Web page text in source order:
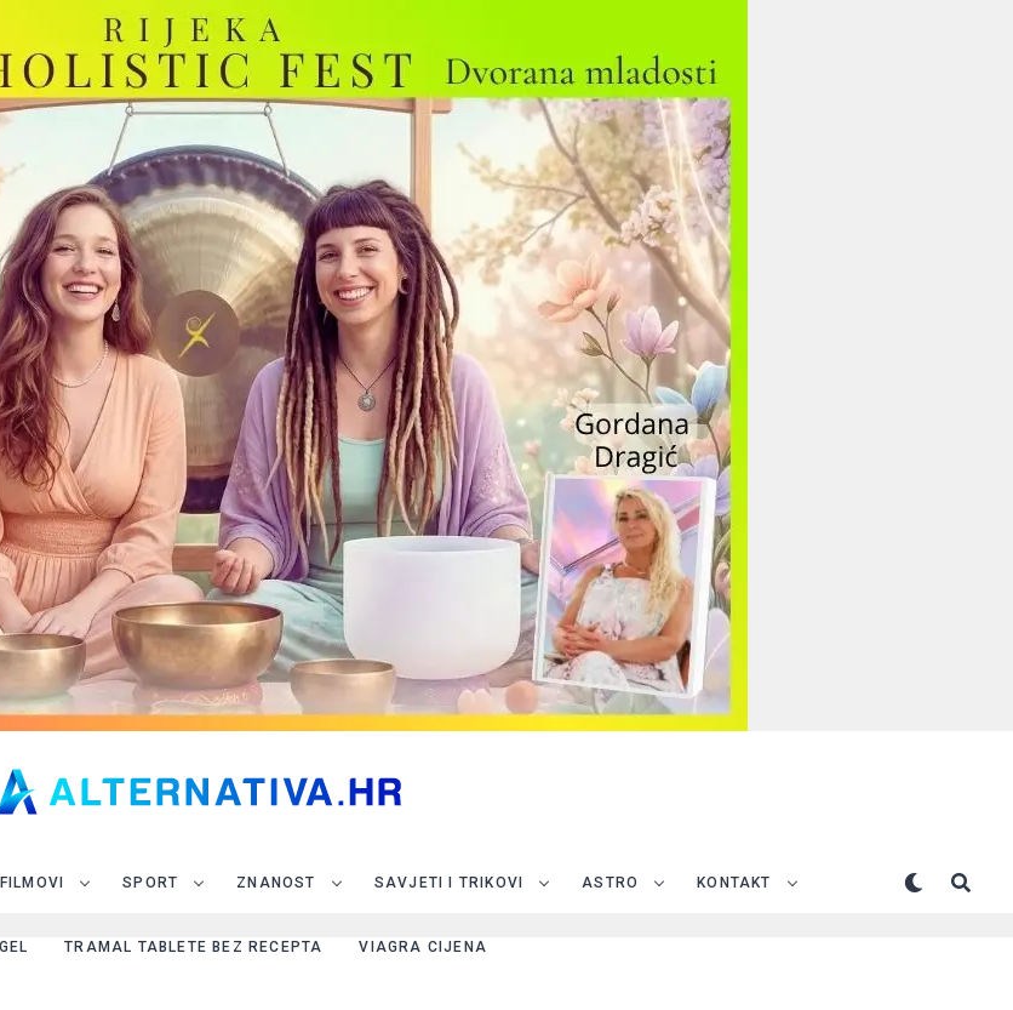
FILMOVI SPORT ZNANOST SAVJETI I TRIKOVI ASTRO KONTAKT
TRAMAL TABLETE BEZ RECEPTA VIAGRA CIJENA